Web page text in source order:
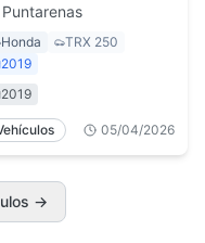
Puntarenas
Honda
TRX 250
2019
2019
05/04/2026
→